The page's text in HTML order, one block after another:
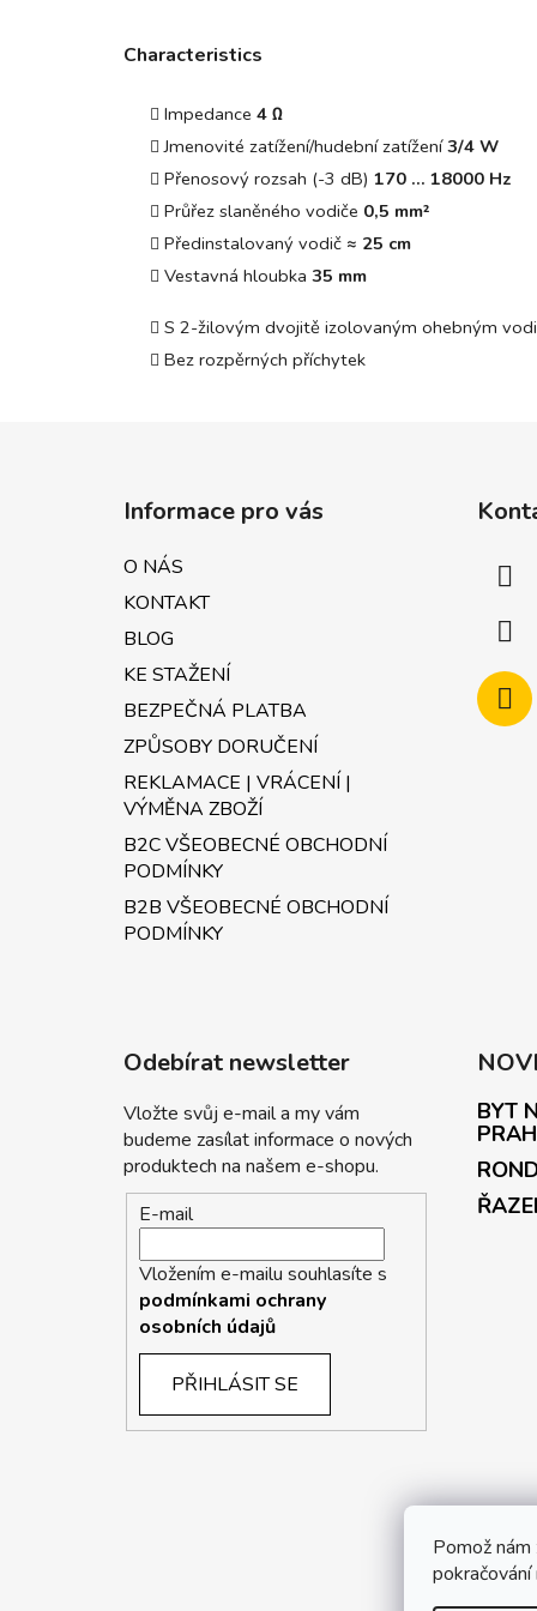
Pomož
Characteristics
Impedance 4 Ω
Jmenovité zatížení/hudební zatížení3/4 W
Přenosový rozsah (-3 dB) 170 ... 18000 Hz
Průřez slaněného vodiče 0,5 mm²
Předinstalovaný vodič ≈ 25 cm
Vestavná hloubka 35 mm
S 2-žilovým dvojitě izolovaným ohebným
Bez rozpěrných příchytek
Informace pro vás
O NÁS
KONTAKT
BLOG
KE STAŽENÍ
BEZPEČNÁ PLATBA
ZPŮSOBY DORUČENÍ
REKLAMACE | VRÁCENÍ |
VÝMĚNA ZBOŽÍ
B2C VŠEOBECNÉ OBCHODNÍ
PODMÍNKY
B2B VŠEOBECNÉ OBCHODNÍ
PODMÍNKY
Odebírat newsletter
Vložte svůj e-mail a my vám
budeme zasílat informace o nových
produktech na našem e-shopu.
E-mail
Vložením e-mailu souhlasíte s
podmínkami ochrany
osobních údajů
PŘIHLÁSIT SE
BYT